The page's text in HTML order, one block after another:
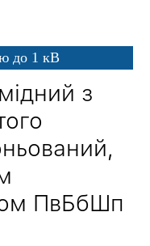
до 1 кВ
з
ПвБбШп